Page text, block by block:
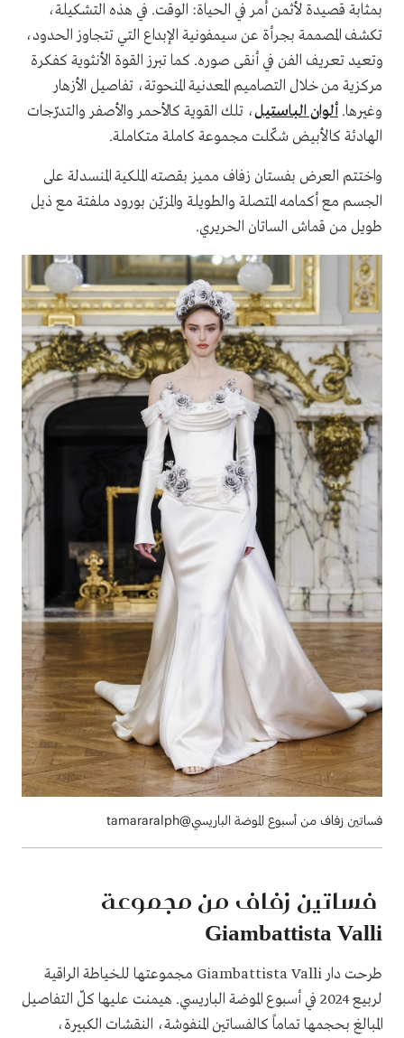
بمثابة قصيدة لأثمن أمر في الحياة: الوقت. في هذه التشكيلة،
تكشف المصممة بجرأة عن سيمفونية الإبداع التي تتجاوز الحدود،
وتعيد تعريف الفن في أنقى صوره. كما تبرز القوة الأنثوية كفكرة
مركزية من خلال التصاميم المعدنية المنحوتة، تفاصيل الأزهار
وغيرها. ألوان الباستيل، تلك القوية كالأحمر والأصفر والتدرّجات
الهادئة كالأبيض شكّلت مجموعة كاملة متكاملة.
واختتم العرض بفستان زفاف مميز بقصته الملكية المنسدلة على
الجسم مع أكمامه المتصلة والطويلة والمزيّن بورود ملفتة مع ذيل
طويل من قماش الساتان الحريري.
فساتين زفاف من أسبوع الموضة الباريسي@tamararalph
فساتين زفاف من مجموعة
Giambattista Valli
طرحت دار Giambattista Valli مجموعتها للخياطة الراقية
لربيع 2024 في أسبوع الموضة الباريسي. هيمنت عليها كلّ التفاصيل
المبالغ بحجمها تماماً كالفساتين المنفوشة، النقشات الكبيرة،